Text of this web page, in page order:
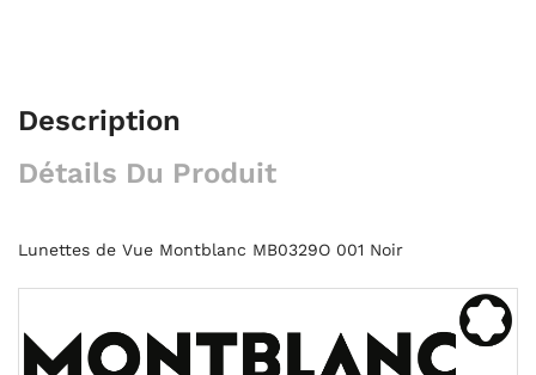
Description
Détails Du Produit
Lunettes de Vue Montblanc MB0329O 001 Noir